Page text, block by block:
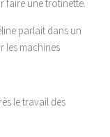
faire une trotinette.
parlait dans un
les machines
le travail des